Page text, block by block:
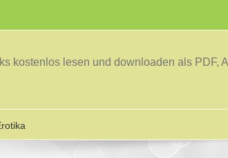
kostenlos lesen und downloaden als PDF,